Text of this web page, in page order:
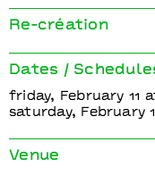
L’Ailleurs de
Les Cris de Paris
Re-création
Dates /
friday, February 11
saturday, February
Venue